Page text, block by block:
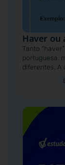
Haver ou
Tanto
portuguesa,
diferentes. A